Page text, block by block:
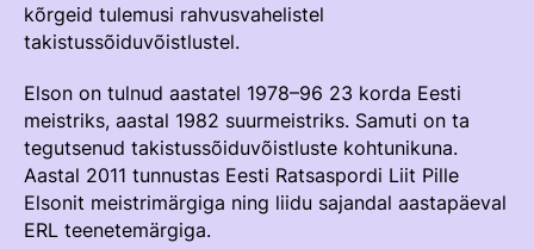
HOBUSTE HEAOLU
TURVALINE SPORT
AUSA MÄNGU PÕHIMÕTTED
Mänedžer Ja Komiteed
KOLMEVÕISTLUS
Regulatsioonid
Võistluskalender
kõrgeid tulemusi rahvusvahelistel
takistussõiduvõistlustel.
Elson on tulnud aastatel 1978–96 23 korda Eesti
meistriks, aastal 1982 suurmeistriks. Samuti on ta
tegutsenud takistussõiduvõistluste kohtunikuna.
Aastal 2011 tunnustas Eesti Ratsaspordi Liit Pille
Elsonit meistrimärgiga ning liidu sajandal aastapäeval
ERL teenetemärgiga.